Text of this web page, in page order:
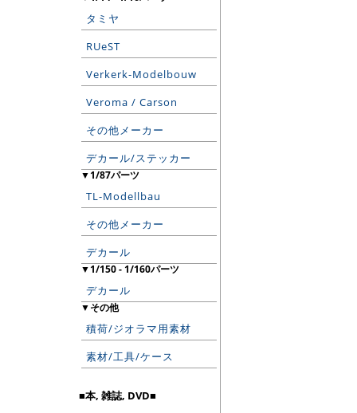
タミヤ
RUeST
Verkerk-Modelbouw
Veroma / Carson
その他メーカー
デカール/ステッカー
▼1/87パーツ
TL-Modellbau
その他メーカー
デカール
▼1/150 - 1/160パーツ
デカール
▼その他
積荷/ジオラマ用素材
素材/工具/ケース
■本, 雑誌, DVD■